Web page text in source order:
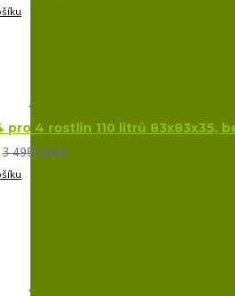
pro 4 rostlin 110 litrů 83x83x35,
3 495,00 Kč